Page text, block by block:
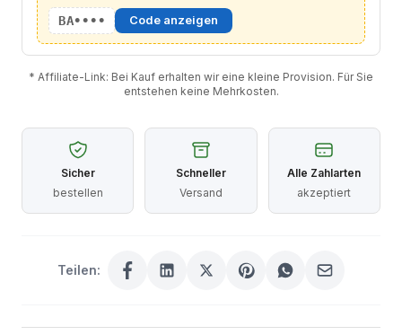
BA•••• Code anzeigen
* Affiliate-Link: Bei Kauf erhalten wir eine kleine Provision. Für Sie
entstehen keine Mehrkosten.
Sicher
bestellen
Schneller
Versand
Alle Zahlarten
akzeptiert
Teilen: